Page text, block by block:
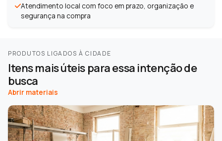
Atendimento local com foco em prazo, organização e
segurança na compra
PRODUTOS LIGADOS À CIDADE
Itens mais úteis para essa intenção de
busca
Abrir materiais